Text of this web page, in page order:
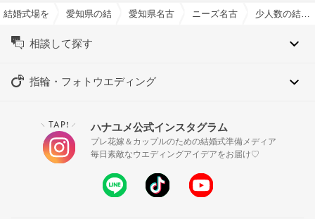
結婚式場を探すならハナユメ
愛知県の結婚式場一覧愛知県名古屋市の結婚式場一覧
ニーズ名古屋丸の内 by T&G
少人数の結婚式特集
相談して探す
指輪・フォトウエディング
＼ TAP! ／ ハナユメ公式インスタグラム
プレ花嫁＆カップルのための結婚式準備メディア
毎日素敵なウエディングアイデアをお届け♡